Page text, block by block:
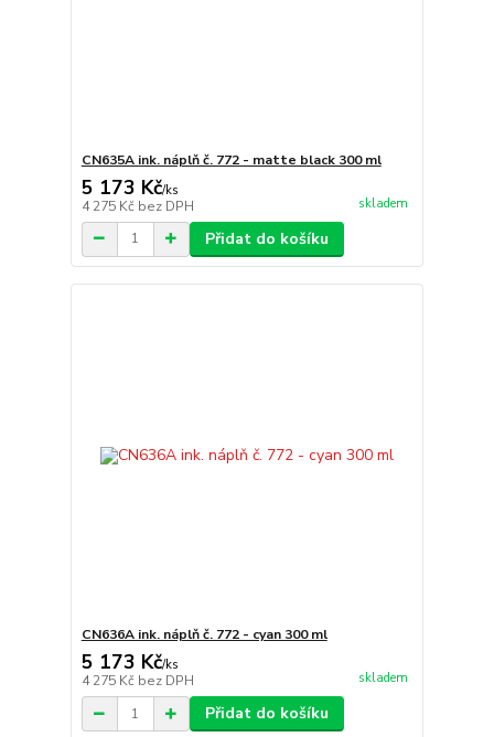
CN635A ink. náplň č. 772 - matte black 300 ml
5 173 Kč/ks
4 275 Kč bez DPH skladem
Přidat do košíku
CN636A ink. náplň č. 772 - cyan 300 ml
5 173 Kč/ks
4 275 Kč bez DPH skladem
Přidat do košíku